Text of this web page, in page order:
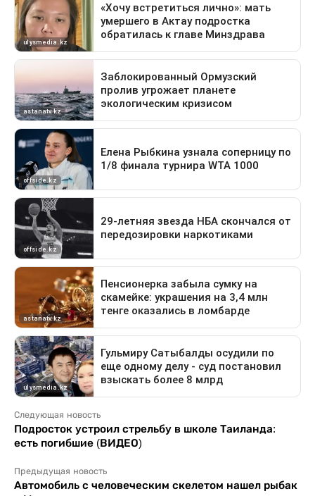
Следующая новость
Подросток устроил стрельбу в школе Таиланда:
есть погибшие (ВИДЕО)
Предыдущая новость
Автомобиль с человеческим скелетом нашел рыбак